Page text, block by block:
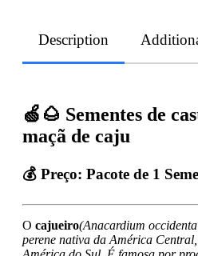
Description
🍏🌰 Sementes de
maçã de caju
💰 Preço: Pacote de 1
O cajueiro(Anacardium
perene nativa da América